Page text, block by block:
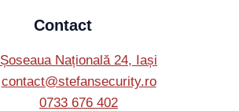
Contact
Șoseaua Națională 24, Iași
contact@stefansecurity.ro
0733 676 402